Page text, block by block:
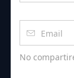
No